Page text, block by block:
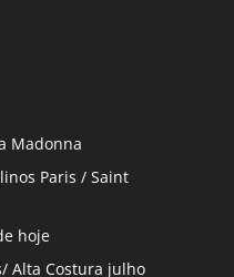
Madonna
Paris / Saint
hoje
Alta Costura julho